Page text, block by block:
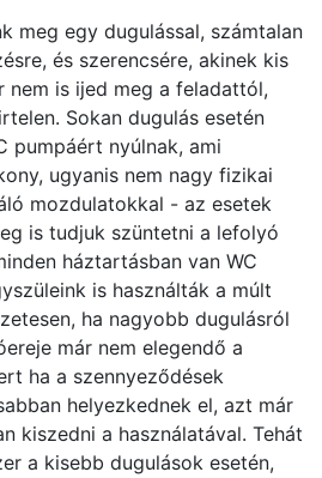
meg egy dugulással, számtalan
és szerencsére, akinek kis
nem is ijed meg a feladattól,
Sokan dugulás esetén
pumpáért nyúlnak, ami
ugyanis nem nagy fizikai
mozdulatokkal - az esetek
is tudjuk szüntetni a lefolyó
háztartásban van WC
is használták a múlt
ha nagyobb dugulásról
már nem elegendő a
ha a szennyeződések
helyezkednek el, azt már
kiszedni a használatával. Tehát
a kisebb dugulások esetén,